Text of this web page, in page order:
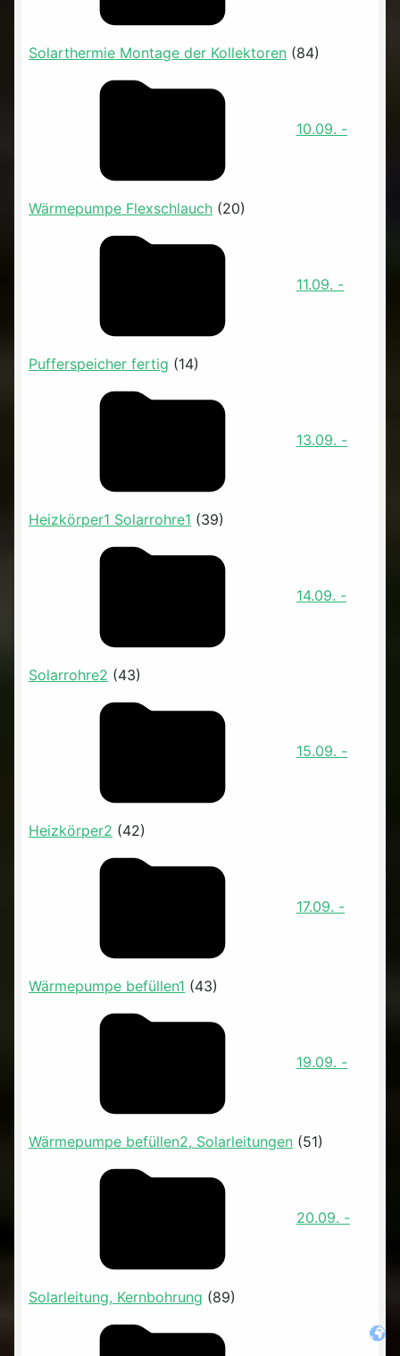
Solarthermie Montage der Kollektoren (84)
10.09. -
Wärmepumpe Flexschlauch (20)
11.09. -
Pufferspeicher fertig (14)
13.09. -
Heizkörper1 Solarrohre1 (39)
14.09. -
Solarrohre2 (43)
15.09. -
Heizkörper2 (42)
17.09. -
Wärmepumpe befüllen1 (43)
19.09. -
Wärmepumpe befüllen2, Solarleitungen (51)
20.09. -
Solarleitung, Kernbohrung (89)